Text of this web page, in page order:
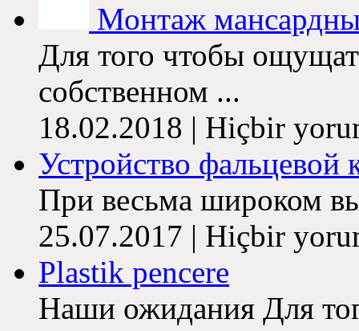
Монтаж
Для того чтобы
собственном ...
18.02.2018 | Hiçbir
Устройство фальцевой
При весьма широком
25.07.2017 | Hiçbir
Plastik pencere
Наши ожидания Для